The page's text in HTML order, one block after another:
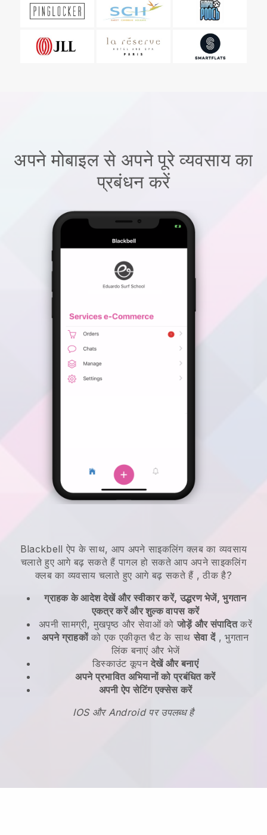
अपने मोबाइल से अपने पूरे व्यवसाय का
प्रबंधन करें
Blackbell ऐप के साथ, आप अपने साइकलिंग क्लब का व्यवसाय
चलाते हुए आगे बढ़ सकते हैंपागल हो सकतेआप अपने साइकलिंग
क्लब का व्यवसाय चलाते हुए आगे बढ़ सकते हैं, ठीक है?
ग्राहक के आदेश देखें और स्वीकार करें, उद्धरण भेजें, भुगतान
एकत्र करें और शुल्क वापस करें
अपनी सामग्री, मुखपृष्ठ और सेवाओं कोजोड़ें और संपादितकरें
अपने ग्राहकोंको एक एकीकृत चैट के साथसेवा दें, भुगतान
लिंक बनाएं और भेजें
डिस्काउंट कूपनदेखें और बनाएं
अपने प्रभावित अभियानों को प्रबंधित करें
अपनी ऐप सेटिंग एक्सेस करें
IOS और Android पर उपलब्ध है